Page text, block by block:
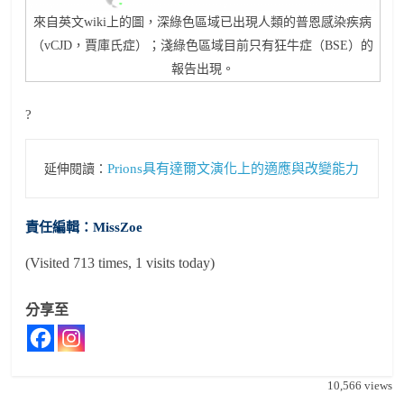
來自英文wiki上的圖，深綠色區域已出現人類的普恩感染疾病
（vCJD，賈庫氏症）；淺綠色區域目前只有狂牛症（BSE）的
報告出現。
?
延伸閱讀：Prions具有達爾文演化上的適應與改變能力
責任編輯：MissZoe
(Visited 713 times, 1 visits today)
分享至
10,566 views